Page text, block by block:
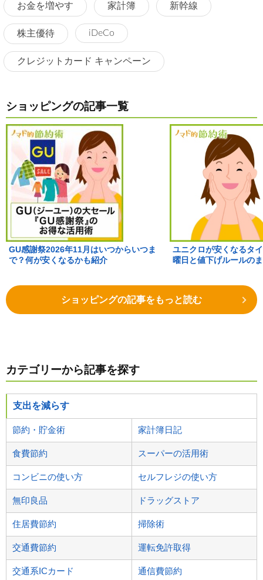
お金を増やす 家計簿 新幹線
株主優待 iDeCo
クレジットカード キャンペーン
ショッピングの記事一覧
GU感謝祭2026年11月はいつからいつま
で？何が安くなるかも紹介
ユニクロが安くなるタ
曜日と値下げルールの
ショッピングの記事をもっと読む
カテゴリーから記事を探す
支出を減らす
節約・貯金術 家計簿日記
食費節約 スーパーの活用術
コンビニの使い方 セルフレジの使い方
無印良品 ドラッグストア
住居費節約 掃除術
交通費節約 運転免許取得
交通系ICカード 通信費節約